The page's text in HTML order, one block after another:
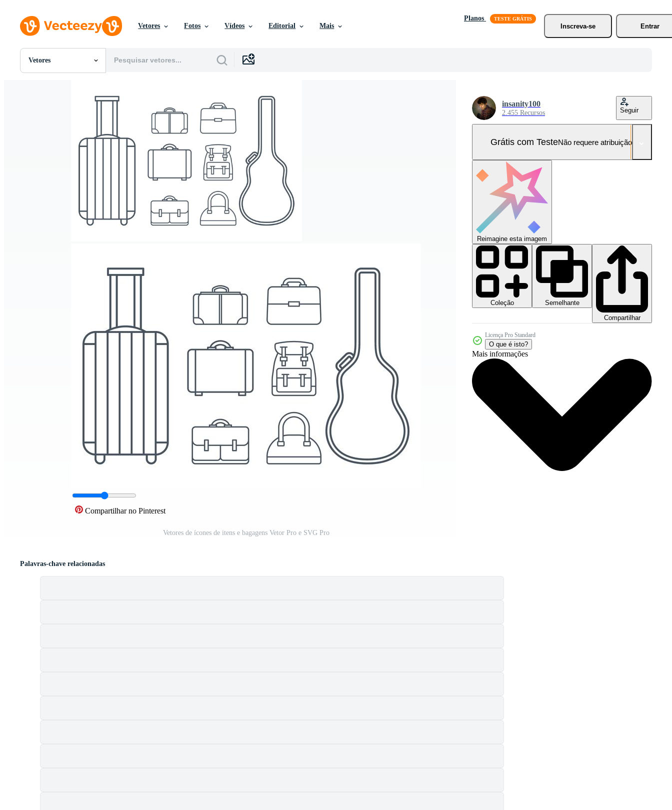
Vetores Fotos Vídeos Editorial Mais
Planos
Inscreva-se
Entrar
Vetores
Todas Imagens
Compartilhar no Pinterest
Vetores de ícones de itens e bagagens Vetor Pro e SVG Pro
insanity100
2.455 Recursos Seguir
Grátis com TesteNão requere atribuição!
Reimagine esta imagem
Coleção
Semelhante
Compartilhar
Licença Pro Standard
O que é isto?
Mais informações
Palavras-chave relacionadas